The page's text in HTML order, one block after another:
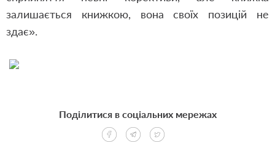
залишається книжкою, вона своїх позицій не
здає».
Поділитися в соціальних мережах